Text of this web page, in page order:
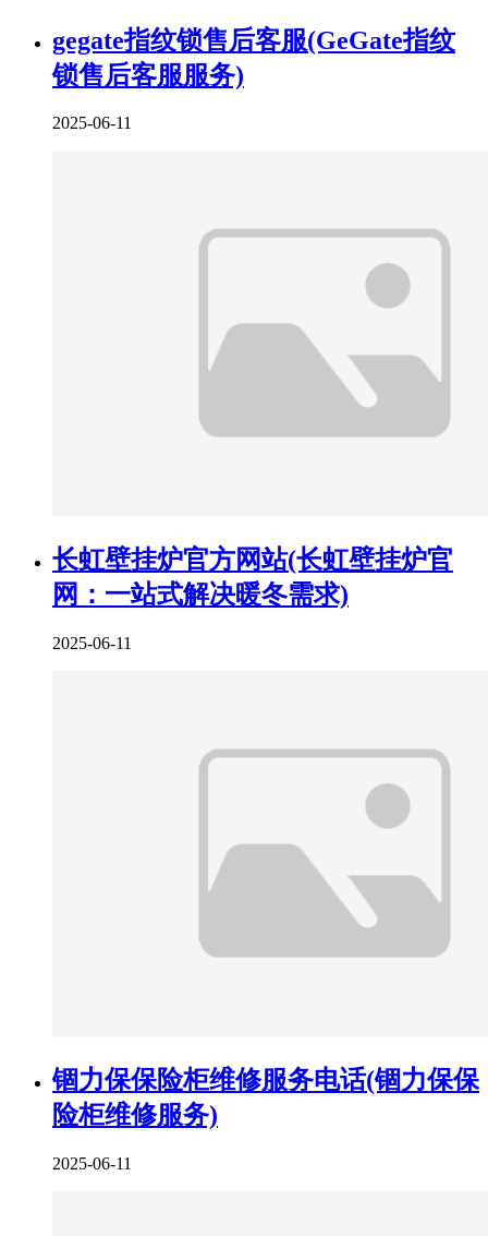
gegate指纹锁售后客服(GeGate指纹
锁售后客服服务)
2025-06-11
长虹壁挂炉官方网站(长虹壁挂炉官
网：一站式解决暖冬需求)
2025-06-11
锢力保保险柜维修服务电话(锢力保保
险柜维修服务)
2025-06-11